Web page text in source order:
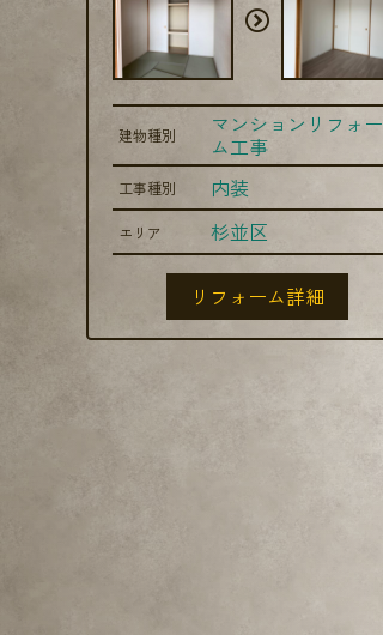
建物種別 マンションリフォー
ム工事
工事種別 内装
エリア 杉並区
リフォーム詳細